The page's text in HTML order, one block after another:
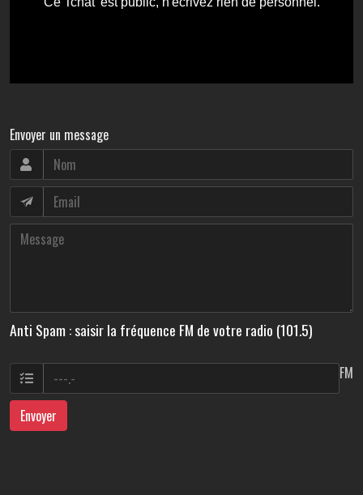
Envoyer un message
Anti Spam : saisir la fréquence FM de votre radio (101.5)
FM
Envoyer